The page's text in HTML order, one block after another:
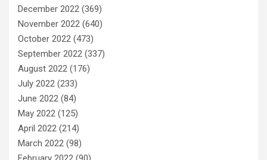
December 2022 (369)
November 2022 (640)
October 2022 (473)
September 2022 (337)
August 2022 (176)
July 2022 (233)
June 2022 (84)
May 2022 (125)
April 2022 (214)
March 2022 (98)